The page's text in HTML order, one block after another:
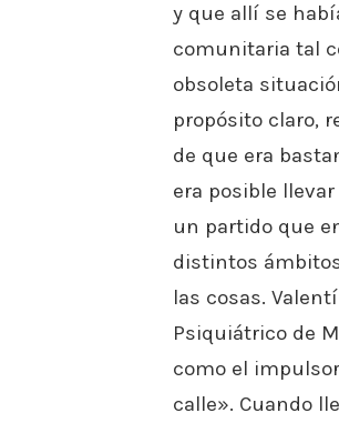
y que allí se
comunitaria tal
obsoleta
propósito claro,
de que era
era posible
un partido que
distintos
las cosas.
Psiquiátrico de
como el
calle». Cuando